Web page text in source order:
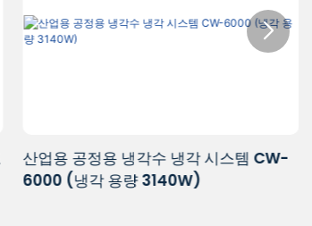
공작기계, 레이저, 프린터, 플라스틱 성형
기, 분석 장비 등에 사용되는 산업용 냉각